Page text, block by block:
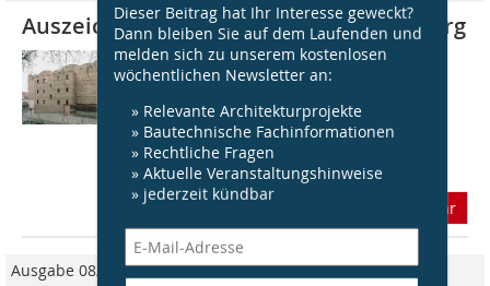
Dieser Beitrag hat Ihr Interesse geweckt?
Dann bleiben Sie auf dem Laufenden und
melden sich zu unserem kostenlosen
wöchentlichen Newsletter an:
» Relevante Architekturprojekte
» Bautechnische Fachinformationen
» Rechtliche Fragen
» Aktuelle Veranstaltungshinweise
» jederzeit kündbar
Auszeichnung Kunstmuseum Ravensburg
Architektur Das neue Museum wirkt auf
den ersten Blick vertraut. Erst auf den
zweiten Blick ist die architektonische
Einfügung am südlichen Rand der
Ravensburger Altstadt erkennbar. Sowohl
die...
mehr
Ausgabe 08/2014